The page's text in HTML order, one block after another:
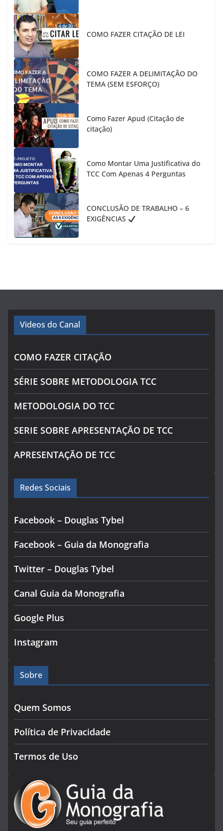
COMO FAZER CITAÇÃO DE LEI
COMO FAZER A DELIMITAÇÃO DO
TEMA (SEM ESFORÇO)
Como Fazer Apud (Citação de
citação)
Como Montar Uma Justificativa do
TCC Com Apenas 4 Perguntas
CONCLUSÃO DE TRABALHO – 6
EXIGÊNCIAS
Videos do Canal
COMO FAZER CITAÇÃO
SÉRIE SOBRE METODOLOGIA TCC
METODOLOGIA DO TCC
SERIE SOBRE APRESENTAÇÃO DE TCC
APRESENTAÇÃO DE TCC
Redes Sociais
Facebook – Douglas Tybel
Facebook – Guia da Monografia
Twitter – Douglas Tybel
Canal Guia da Monografia
Google Plus
Instagram
Sobre
Quem Somos
Política de Privacidade
Termos de Uso